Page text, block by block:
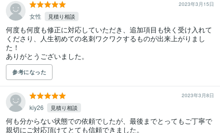
2023年3月15日
女性 見積り相談
何度も何度も修正に対応していただき、追加項目も快く受け入れて
くださり、人生初めての名刺ワクワクするものが出来上がりまし
た！
ありがとうございました。
参考になった
2023年3月8日
kiy26 見積り相談
何も分からない状態での依頼でしたが、最後までとってもご丁寧で
親切にご対応頂けてとても信頼できました。